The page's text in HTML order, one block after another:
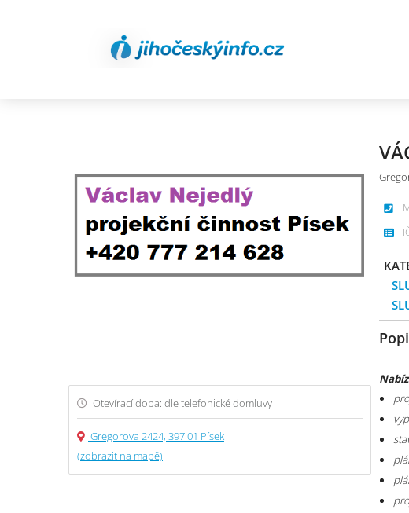
Otevírací doba: dle telefonické domluvy
Gregorova 2424, 397 01 Písek
(zobrazit na mapě)